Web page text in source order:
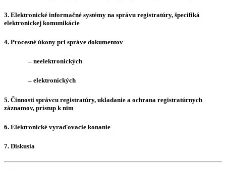
3. Elektronické informačné systémy na správu registratúry, špecifiká
elektronickej komunikácie
4. Procesné úkony pri správe dokumentov
– neelektronických
– elektronických
5. Činnosti správcu registratúry, ukladanie a ochrana registratúrnych
záznamov, prístup k nim
6. Elektronické vyraďovacie konanie
7. Diskusia